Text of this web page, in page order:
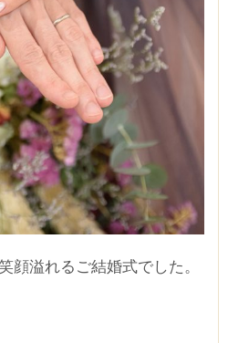
顔溢れるご結婚式でした。